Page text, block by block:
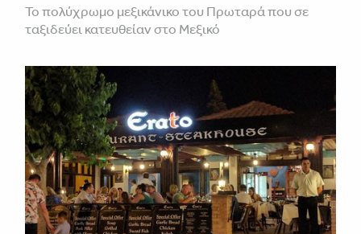
Το πολύχρωμο μεξικάνικο του Πρωταρά που σε
ταξιδεύει κατευθείαν στο Μεξικό